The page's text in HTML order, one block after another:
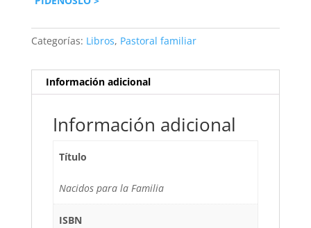
Categorías: Libros, Pastoral familiar
Información adicional
Información adicional
Título
Nacidos para la Familia
ISBN